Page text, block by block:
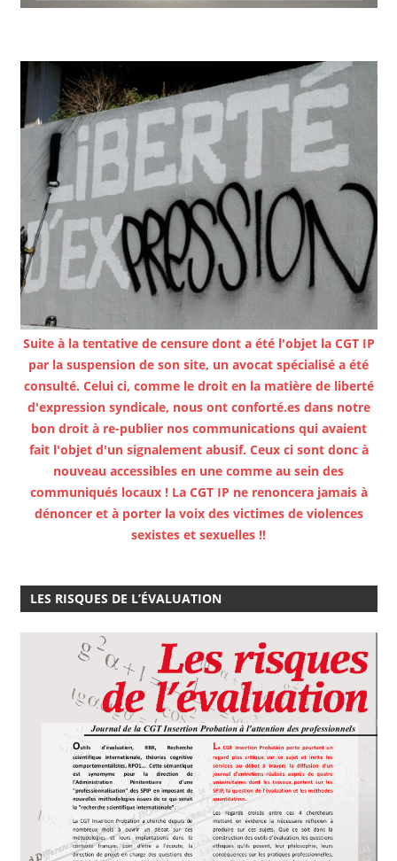
Suite à la tentative de censure dont a été l'objet la CGT IP
par la suspension de son site, un avocat spécialisé a été
consulté. Celui ci, comme le droit en la matière de liberté
d'expression syndicale, nous ont conforté.es dans notre
bon droit à re-publier nos communications qui avaient
fait l'objet d'un signalement abusif. Ceux ci sont donc à
nouveau accessibles en une comme au sein des
communiqués locaux ! La CGT IP ne renoncera jamais à
dénoncer et à porter la voix des victimes de violences
sexistes et sexuelles !!
LES RISQUES DE L’ÉVALUATION